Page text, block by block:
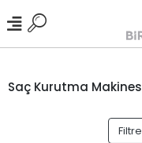
Saç Kurutma